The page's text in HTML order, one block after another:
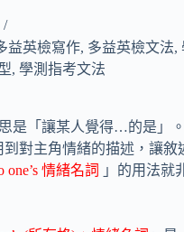
益英檢寫作, 多益英檢文法,
, 學測指考文法
思是「讓某人覺得…的是」
對主角情緒的描述，讓敘
one’s 情緒名詞
」的用法就